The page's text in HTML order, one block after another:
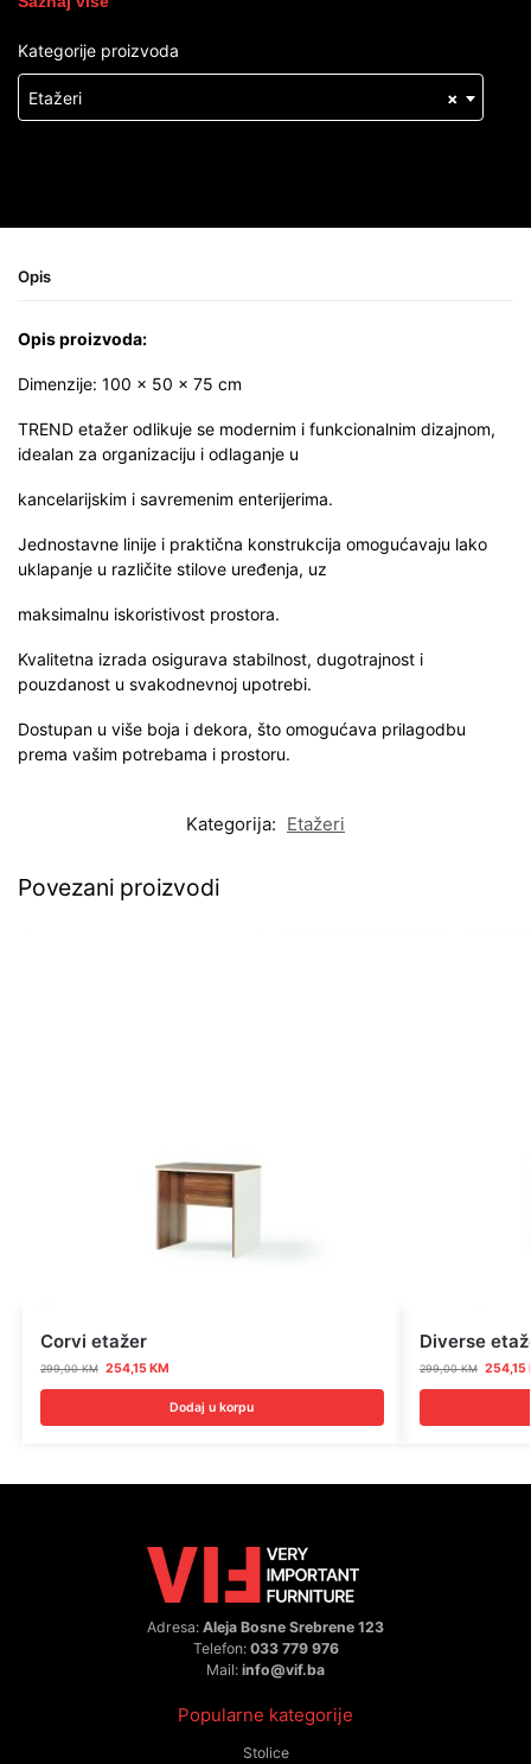
Kategorije proizvoda
×
Etažeri
Opis
Opis proizvoda:
Dimenzije: 100 × 50 × 75 cm
TREND etažer odlikuje se modernim i funkcionalnim dizajnom,
idealan za organizaciju i odlaganje u
kancelarijskim i savremenim enterijerima.
Jednostavne linije i praktična konstrukcija omogućavaju lako
uklapanje u različite stilove uređenja, uz
maksimalnu iskoristivost prostora.
Kvalitetna izrada osigurava stabilnost, dugotrajnost i
pouzdanost u svakodnevnoj upotrebi.
Dostupan u više boja i dekora, što omogućava prilagodbu
prema vašim potrebama i prostoru.
Kategorija: Etažeri
Povezani proizvodi
Corvi etažer
299,00KM 254,15KM
Dodaj u korpu
Diverse
299,00KM 254,15
Adresa: Aleja Bosne Srebrene 123
Telefon: 033 779 976
Mail: info@vif.ba
Popularne kategorije
Stolice